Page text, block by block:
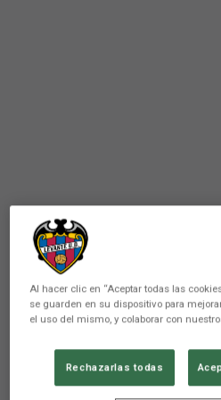
PRIMER EQUIPO
La afición
Al hacer clic en “Aceptar todas las
se guarden en su dispositivo para
el uso del mismo, y colaborar con
Rechazarlas todas